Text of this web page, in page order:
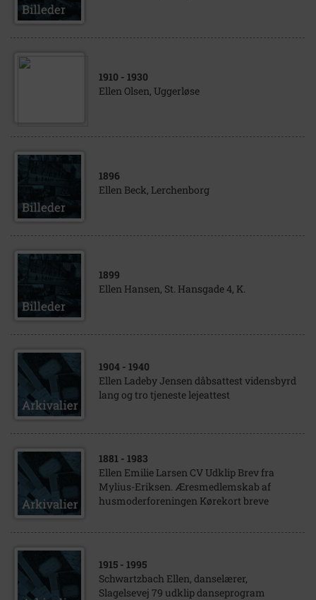
1910 - 1930
Ellen Olsen, Uggerløse
1896
Ellen Beck, Lerchenborg
1899
Ellen Hansen, St. Hansgade 4, K.
1904 - 1940
Ellen Ladeby Jensen dåbsattest vidensbyrd
lang og tro tjeneste lejeattest
1881 - 1983
Ellen Emilie Larsen CV Udklip Brev fra
Mylius-Eriksen. Æresmedlemskab af
husmoderforeningen Kørekort breve
1915 - 1995
Schwartzbach Ellen, danselærer,
Slagelsevej 79 udklip danseprogram